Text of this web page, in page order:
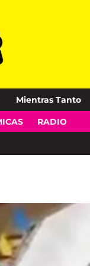
Mientras Tanto
RADIO